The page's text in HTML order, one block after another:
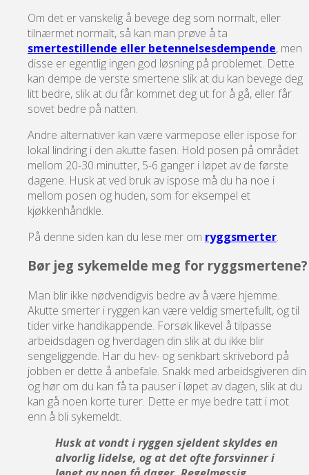
Om det er vanskelig å bevege deg som normalt, eller
tilnærmet normalt, så kan man prøve å ta
smertestillende eller betennelsesdempende, men
disse er egentlig ingen god løsning på problemet. Dette
kan dempe de verste smertene slik at du kan bevege deg
litt bedre, slik at du får kommet deg ut for å gå, eller får
sovet bedre på natten.
Andre alternativer kan være varmepose eller ispose for
lokal lindring i den akutte fasen. Hold posen på området
mellom 20-30 minutter, 5-6 ganger i løpet av de første
dagene. Husk at ved bruk av ispose må du ha noe i
mellom posen og huden, som for eksempel et
kjøkkenhåndkle.
På denne siden kan du lese mer om ryggsmerter.
Bør jeg sykemelde meg for ryggsmertene?
Man blir ikke nødvendigvis bedre av å være hjemme.
Akutte smerter i ryggen kan være veldig smertefullt, og til
tider virke handikappende. Forsøk likevel å tilpasse
arbeidsdagen og hverdagen din slik at du ikke blir
sengeliggende. Har du hev- og senkbart skrivebord på
jobben er dette å anbefale. Snakk med arbeidsgiveren din
og hør om du kan få ta pauser i løpet av dagen, slik at du
kan gå noen korte turer. Dette er mye bedre tatt i mot
enn å bli sykemeldt.
Husk at vondt i ryggen sjeldent skyldes en
alvorlig lidelse, og at det ofte forsvinner i